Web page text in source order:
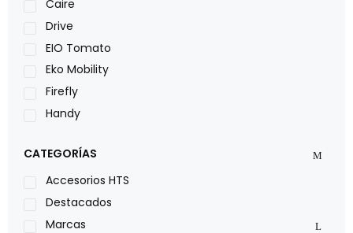
Caire
Drive
EIO Tomato
Eko Mobility
Firefly
Handy
Leggero
Lumex
Medical Store
Nidek
CATEGORÍAS
Accesorios HTS
Destacados
Marcas